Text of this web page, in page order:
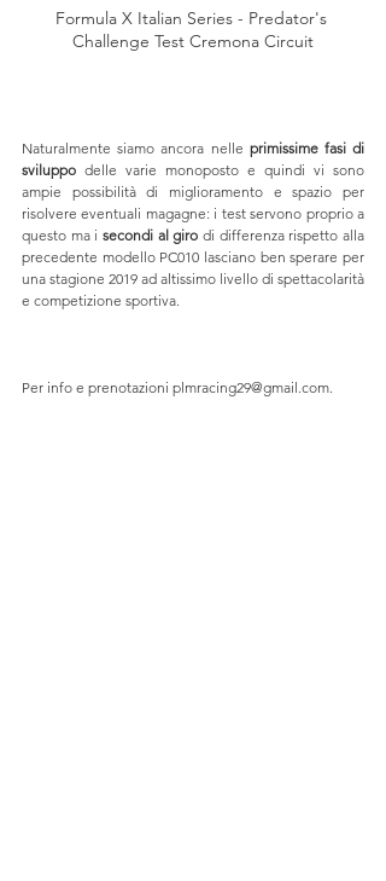
Formula X Italian Series - Predator's
Challenge Test Cremona Circuit
Naturalmente siamo ancora nelle primissime fasi di
sviluppo delle varie monoposto e quindi vi sono
ampie possibilità di miglioramento e spazio per
risolvere eventuali magagne: i test servono proprio a
questo ma i secondi al giro di differenza rispetto alla
precedente modello PC010 lasciano ben sperare per
una stagione 2019 ad altissimo livello di spettacolarità
e competizione sportiva.
Per info e prenotazioni plmracing29@gmail.com.